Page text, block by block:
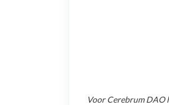
VoorCerebrum DAO